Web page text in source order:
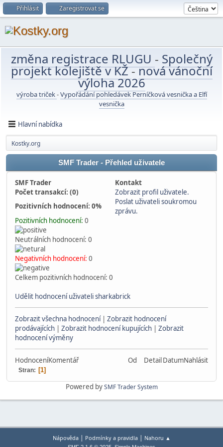
Přihlásit Zaregistrovat se
změna registrace RLUGU - Společný
projekt kolejiště v KŽ-nová vánoční
výloha 2026
výroba triček-Vypořádání pohledávek Perníčková vesnička a Elfí
vesnička
Hlavní nabídka
Kostky.org
SMF Trader - Přehled uživatele
SMF Trader
Kontakt
Počet transakcí: (0)
Zobrazit profil uživatele.
Pozitivních hodnocení: 0%
Poslat uživateli soukromou
zprávu.
Pozitivních hodnocení: 0
Neutrálních hodnocení: 0
Negativních hodnocení: 0
Celkem pozitivních hodnocení: 0
Udělit hodnocení uživateli sharkabrick
Zobrazit všechna hodnocení| Zobrazit hodnocení
prodávajících | Zobrazit hodnocení kupujících | Zobrazit
hodnocení výměny
HodnoceníKomentář Od DetailDatumNahlásit
Stran 1
Powered bySMF Trader System
Nápověda| Podmínky a pravidla| Nahoru ▲